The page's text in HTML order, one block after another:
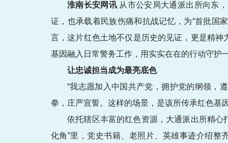
淮南长安网讯 从市公安局大通派出所向东
证，也承载着民族伤痛和抗战记忆，为“首批国
言，这片红色土地不仅是历史的见证，更是精神
基因融入日常警务工作，用实实在在的行动守护
让忠诚担当成为最亮底色
“我志愿加入中国共产党，拥护党的纲领，
拳，庄严宣誓。这样的场景，是该所传承红色基
依托辖区丰富的红色资源，大通派出所精心
化角”里，党史书籍、老照片、英雄事迹介绍